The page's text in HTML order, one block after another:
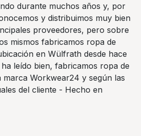
durante muchos años y, por
y distribuimos muy bien
proveedores, pero sobre
mismos fabricamos ropa de
en Wülfrath desde hace
leído bien, fabricamos ropa de
Workwear24 y según las
del cliente - Hecho en